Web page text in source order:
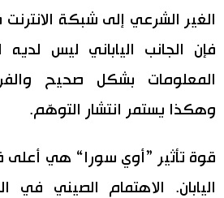
الغير الشرعي إلى شبكة
فإن الجانب الياباني ليس
المعلومات بشكل صحيح
وهكذا يستمر انتشار التوهّم.
قوة تأثير ”أوي سورا“ هي أعلى
اليابان. الاهتمام الصيني في